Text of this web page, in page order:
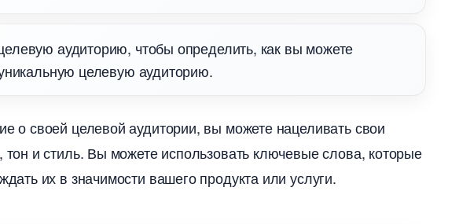
аудиторию, чтобы определить, как вы можете
целевую аудиторию.
о своей целевой аудитории, вы можете нацеливать свои
и стиль. Вы можете использовать ключевые слова, которые
их в значимости вашего продукта или услуги.